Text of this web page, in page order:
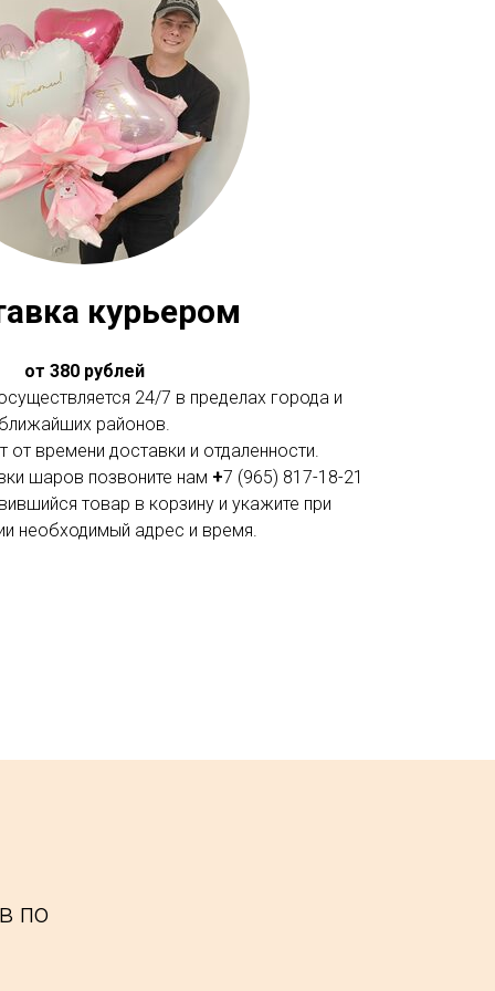
курьером
от 380 рублей
24/7 в пределах города и
ближайших районов.
от времени доставки и отдаленности.
шаров позвоните нам +7 (965) 817-18-21
товар в корзину и укажите при
необходимый адрес и время.
по